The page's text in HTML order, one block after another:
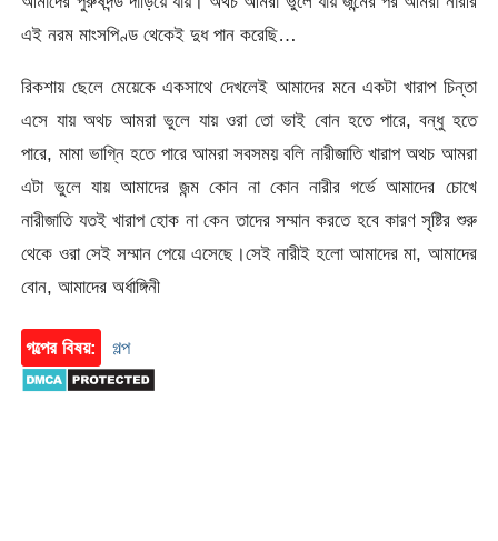
এই নরম মাংসপিণ্ড থেকেই দুধ পান করেছি…
রিকশায় ছেলে মেয়েকে একসাথে দেখলেই আমাদের মনে একটা খারাপ চিন্তা
এসে যায় অথচ আমরা ভুলে যায় ওরা তো ভাই বোন হতে পারে, বন্ধু হতে
পারে, মামা ভাগ্নি হতে পারে আমরা সবসময় বলি নারীজাতি খারাপ অথচ আমরা
এটা ভুলে যায় আমাদের জন্ম কোন না কোন নারীর গর্ভে আমাদের চোখে
নারীজাতি যতই খারাপ হোক না কেন তাদের সম্মান করতে হবে কারণ সৃষ্টির শুরু
থেকে ওরা সেই সম্মান পেয়ে এসেছে।সেই নারীই হলো আমাদের মা, আমাদের
বোন, আমাদের অর্ধাঙ্গিনী
গল্পের বিষয়: গল্প